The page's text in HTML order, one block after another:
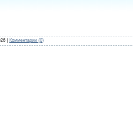
Комментарии (0)